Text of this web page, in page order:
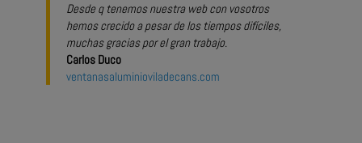
Desde q tenemos nuestra web con vosotros
hemos crecido a pesar de los tiempos difíciles,
muchas gracias por el gran trabajo.
Carlos Duco
ventanasaluminioviladecans.com